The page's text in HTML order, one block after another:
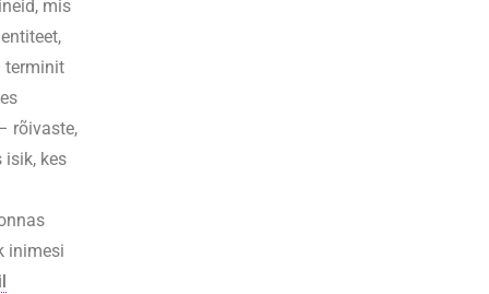
mis
terminit
rõivaste,
isik, kes
inimesi